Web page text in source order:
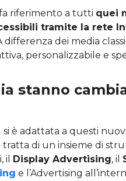
riferimento a tutti quei
tramite la rete
dei media
personalizzabile e
stanno
si è adattata a questi
tratta di un insieme di
il Display Advertising, il
e l’Advertising